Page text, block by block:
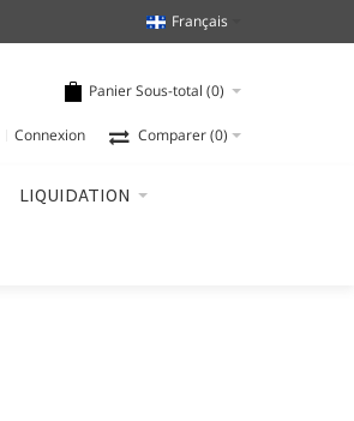
Français
Panier Sous-total (0)
Comparer(0)
Connexion
LIQUIDATION